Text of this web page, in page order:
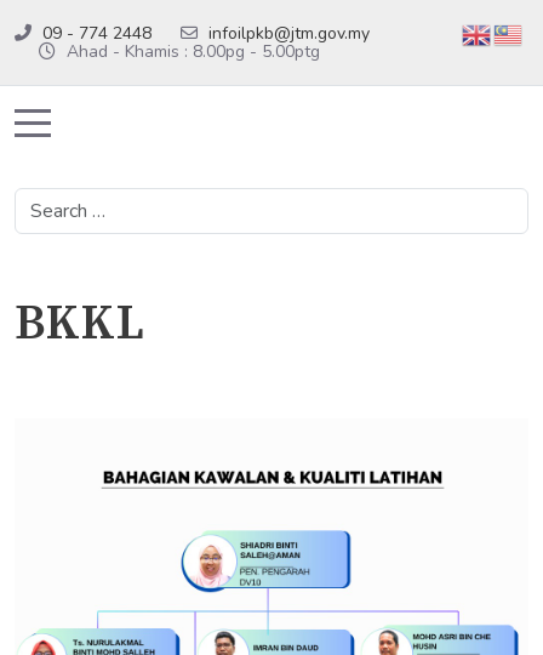
09 - 774 2448 infoilpkb@jtm.gov.my
Ahad - Khamis : 8.00pg - 5.00ptg
Mobile Menu Toggle
Search
BKKL